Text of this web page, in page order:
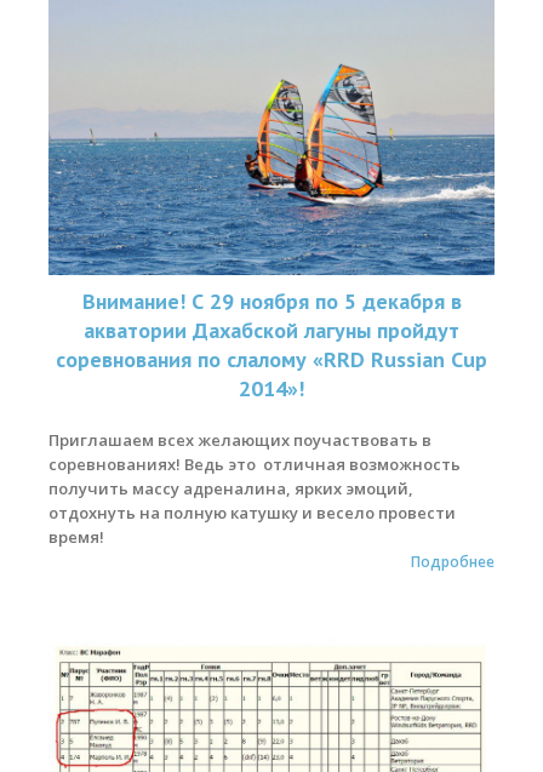
Внимание! С 29 ноября по 5 декабря в
акватории Дахабской лагуны пройдут
соревнования по слалому «RRD Russian Cup
2014»!
Приглашаем всех желающих поучаствовать в
соревнованиях! Ведь это отличная возможность
получить массу адреналина, ярких эмоций,
отдохнуть на полную катушку и весело провести
время!
Подробнее